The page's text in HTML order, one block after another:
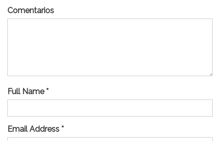
Comentarios
Full Name *
Email Address *